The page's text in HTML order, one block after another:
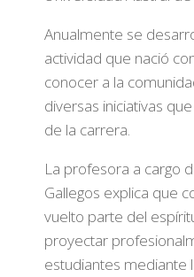
Anualmente se
actividad que nació
conocer a la
diversas iniciativas
de la carrera.
La profesora a cargo
Gallegos explica que
vuelto parte del
proyectar
estudiantes mediante